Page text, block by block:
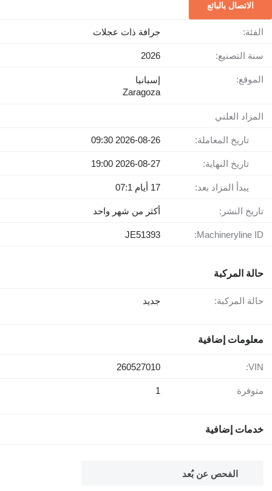
الاتصال بالبائع
الفئة: جرافة ذات عجلات
سنة التصنيع: 2026
الموقع:
إسبانيا
Zaragoza
المزاد العلني
تاريخ المعاملة: 2026-08-26 09:30
تاريخ النهاية: 2026-08-27 19:00
يبدأ المزاد بعد: 17 أيام 07:1
تاريخ النشر: أكثر من شهر واحد
Machineryline ID:
JE51393
حالة المركبة
حالة المركبة: جديد
معلومات إضافية
VIN:
260527010
متوفرة 1
خدمات إضافية
الفحص عن بُعد